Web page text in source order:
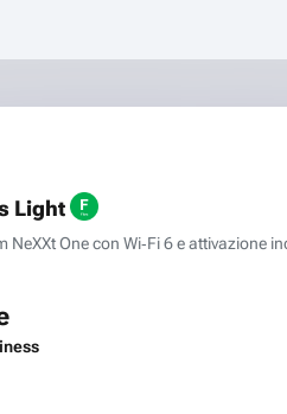
Light
NeXXt One con Wi‑Fi 6 e attivazione